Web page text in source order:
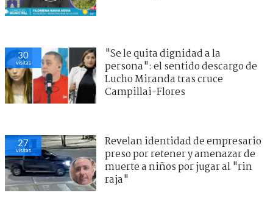
30
visitas
"Se le quita dignidad a la
persona": el sentido descargo de
Lucho Miranda tras cruce
Campillai-Flores
27
visitas
Revelan identidad de empresario
preso por retener y amenazar de
muerte a niños por jugar al "rin
raja"